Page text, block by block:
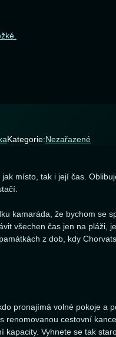
Kategorie:Nezařazené
místo, tak i její čas.
kamaráda, že bychom se
všechen čas jen na pláži,
z dob, kdy
pronajímá volné pokoje a
s renomovanou cestovní
Vyhnete se tak